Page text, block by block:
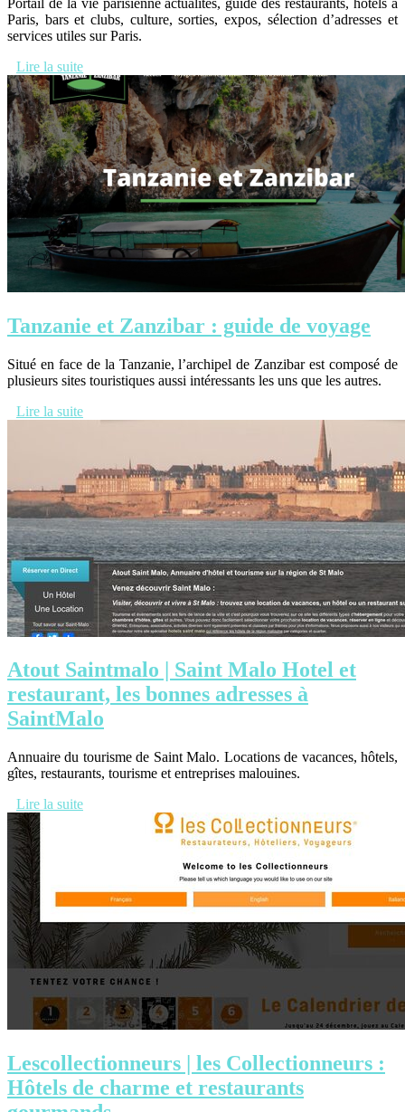
Paris, bars et clubs, culture, sorties, expos, sélection d’adresses et
services utiles sur Paris.
Lire la suite
Tanzanie et Zanzibar : guide de voyage
Situé en face de la Tanzanie, l’archipel de Zanzibar est composé de
plusieurs sites touristiques aussi intéressants les uns que les autres.
Lire la suite
Atout Saintmalo | Saint Malo Hotel et
restaurant, les bonnes adresses à
SaintMalo
Annuaire du tourisme de Saint Malo. Locations de vacances, hôtels,
gîtes, restaurants, tourisme et entreprises malouines.
Lire la suite
Lescollectionneurs | les Col­lection­neurs :
Hôtels de charme et restaurants